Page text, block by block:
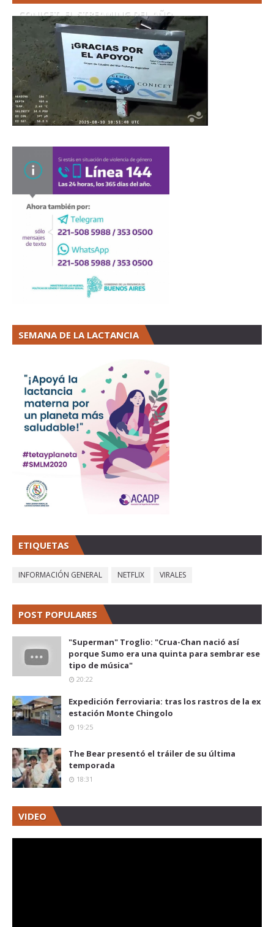
CONICET. EL STREAMING DEL AÑO
SEMANA DE LA LACTANCIA
ETIQUETAS
INFORMACIÓN GENERAL NETFLIX VIRALES
POST POPULARES
"Superman" Troglio: "Crua-Chan nació así
porque Sumo era una quinta para sembrar ese
tipo de música"
20:22
Expedición ferroviaria: tras los rastros de la ex
estación Monte Chingolo
19:25
The Bear presentó el tráiler de su última
temporada
18:31
VIDEO